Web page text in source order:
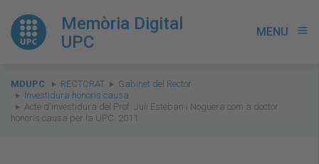
Memòria Digital
UPC
MENU menu
You
are
here:
MDUPC RECTORAT
Gabinet del Rector
Investidura honoris causa
Acte d'investidura del Prof. Juli Esteban i Noguera com a doctor
honoris causa per la UPC. 2011